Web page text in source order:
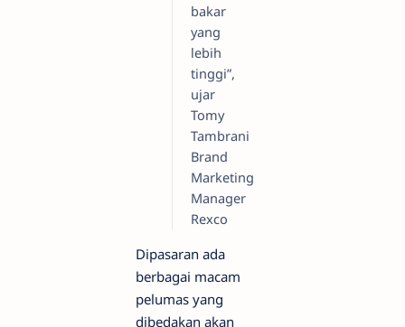
bakar
yang
lebih
tinggi”,
ujar
Tomy
Tambrani
Brand
Marketing
Manager
Rexco
Dipasaran ada
berbagai macam
pelumas yang
dibedakan akan